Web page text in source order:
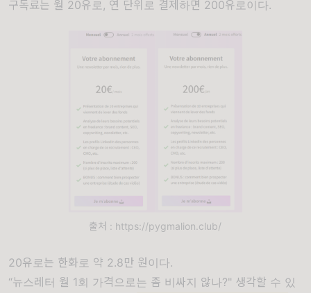
구독료는 월 20유로, 연 단위로 결제하면 200유로이다.
출처 : https://pygmalion.club/
20유로는 한화로 약 2.8만 원이다.
“뉴스레터 월 1회 가격으로는 좀 비싸지 않나?" 생각할 수 있